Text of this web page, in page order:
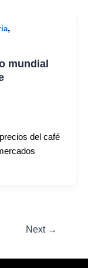
,
mundial
del café
Next →